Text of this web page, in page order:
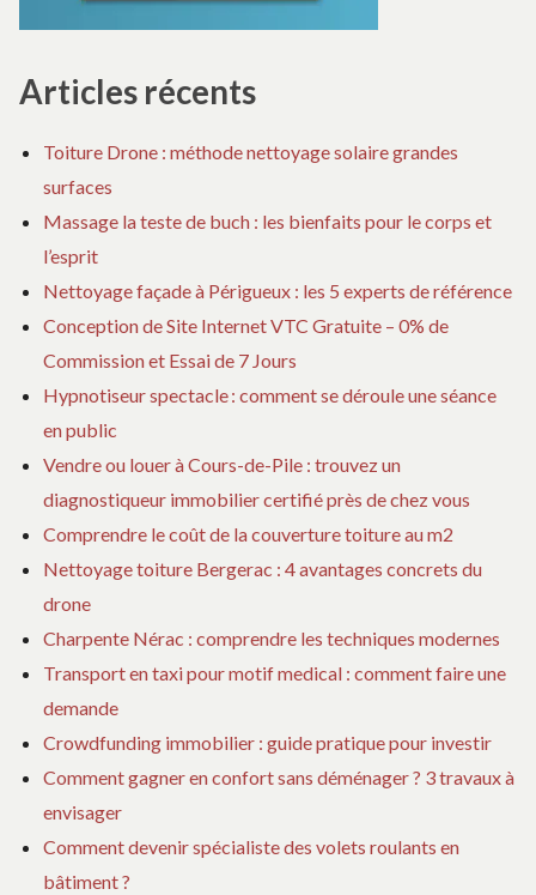
Articles récents
Toiture Drone : méthode nettoyage solaire grandes
surfaces
Massage la teste de buch : les bienfaits pour le corps et
l’esprit
Nettoyage façade à Périgueux : les 5 experts de référence
Conception de Site Internet VTC Gratuite – 0% de
Commission et Essai de 7 Jours
Hypnotiseur spectacle : comment se déroule une séance
en public
Vendre ou louer à Cours-de-Pile : trouvez un
diagnostiqueur immobilier certifié près de chez vous
Comprendre le coût de la couverture toiture au m2
Nettoyage toiture Bergerac : 4 avantages concrets du
drone
Charpente Nérac : comprendre les techniques modernes
Transport en taxi pour motif medical : comment faire une
demande
Crowdfunding immobilier : guide pratique pour investir
Comment gagner en confort sans déménager ? 3 travaux à
envisager
Comment devenir spécialiste des volets roulants en
bâtiment ?